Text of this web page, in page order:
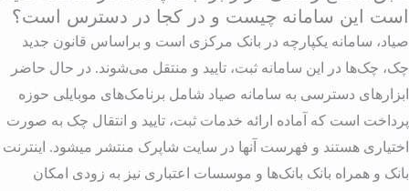
این سامانه چیست و در کجا در دسترس است؟
سامانه یکپارچه در بانک مرکزی است و براساس قانون جدید
چک‌ها در این سامانه ثبت، تایید و منتقل می‌شوند. در حال حاضر
دسترسی به سامانه صیاد شامل برنامک‌های موبایلی حوزه
است که آماده ارائه خدمات ثبت، تایید و انتقال چک به صورت
هستند و فهرست آنها در سایت شاپرک منتشر میشود. اینترنت
و همراه بانک بانک‌ها و موسسات اعتباری نیز به زودی امکان